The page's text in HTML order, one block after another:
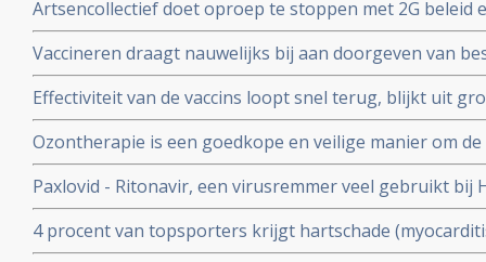
Artsencollectief doet oproep te stoppen met 2G beleid
de druk op de zorg te verminderen
Vaccineren draagt nauwelijks bij aan doorgeven van
vaccineren lijkt juist doorgeven van besmettingen en
stimuleren. Bewijst groot internationaal onderzoek in
Effectiviteit van de vaccins loopt snel terug, blijkt uit
onder 800.000 veteranen.
Ozontherapie is een goedkope en veilige manier om
virussen - de overvloedige zwavel bevattende
SARS-CoV-2 aan te pakken en te elimineren
Paxlovid - Ritonavir, een virusremmer veel gebruikt bij
ziekenhuisopname bij kwetsbare coronapatiënten met
tijd wordt ingenomen
4 procent van topsporters krijgt hartschade
na lichte klachten als na ernstige klachten blijkt uit